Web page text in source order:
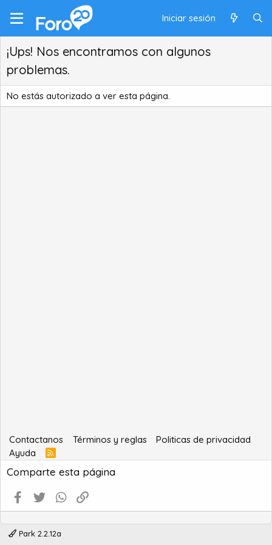
Iniciar sesión
¡Ups! Nos encontramos con algunos
problemas.
No estás autorizado a ver esta página.
Contactanos Términos y reglas
Politicas de privacidad
Ayuda
R
S
S
Comparte esta página
Facebook
Twitter WhatsApp
Park 2.2.12a